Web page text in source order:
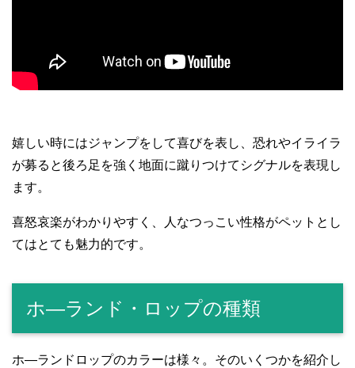
嬉しい時にはジャンプをして喜びを表し、恐れやイライラ
が募ると後ろ足を強く地面に蹴りつけてシグナルを表現し
ます。
喜怒哀楽がわかりやすく、人なつっこい性格がペットとし
てはとても魅力的です。
ホ―ランド・ロップの種類
ホ―ランドロップのカラーは様々。そのいくつかを紹介し